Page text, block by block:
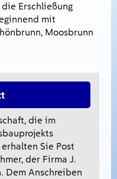
Erschließung
mit
Moosbrunn
die im
Sie Post
der Firma J.
Dem Anschreiben